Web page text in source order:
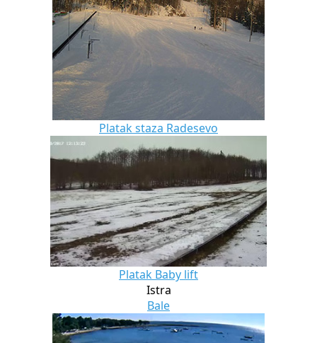
Platak staza Radesevo
Platak Baby lift
Istra
Bale